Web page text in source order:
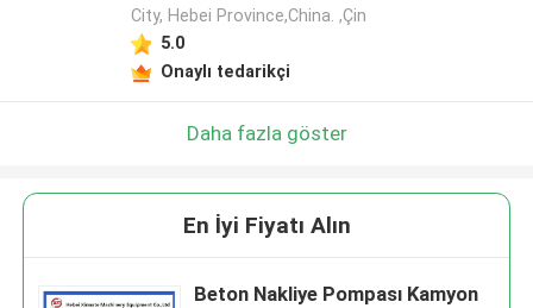
City, Hebei Province,China. ,Çin
5.0
Onaylı tedarikçi
Daha fazla göster
En İyi Fiyatı Alın
Beton Nakliye Pompası Kamyon